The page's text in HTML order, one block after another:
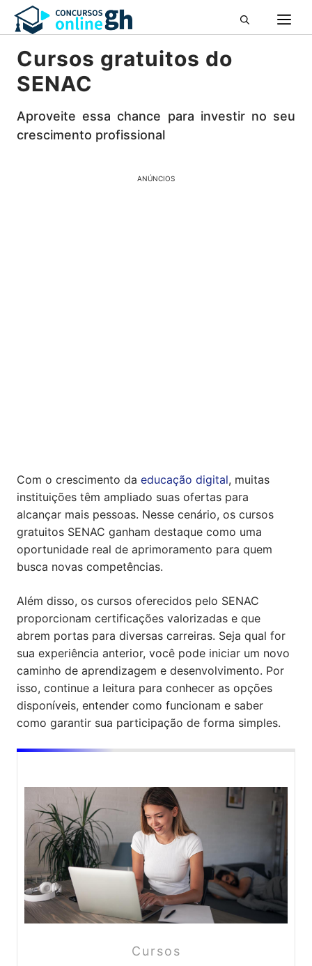
Pular
para
conteúdo
Cursos gratuitos do
SENAC
Aproveite essa chance para investir no seu
crescimento profissional
ANÚNCIOS
Com o crescimento da educação digital, muitas
instituições têm ampliado suas ofertas para
alcançar mais pessoas. Nesse cenário, os cursos
gratuitos SENAC ganham destaque como uma
oportunidade real de aprimoramento para quem
busca novas competências.
Além disso, os cursos oferecidos pelo SENAC
proporcionam certificações valorizadas e que
abrem portas para diversas carreiras. Seja qual for
sua experiência anterior, você pode iniciar um novo
caminho de aprendizagem e desenvolvimento. Por
isso, continue a leitura para conhecer as opções
disponíveis, entender como funcionam e saber
como garantir sua participação de forma simples.
Cursos